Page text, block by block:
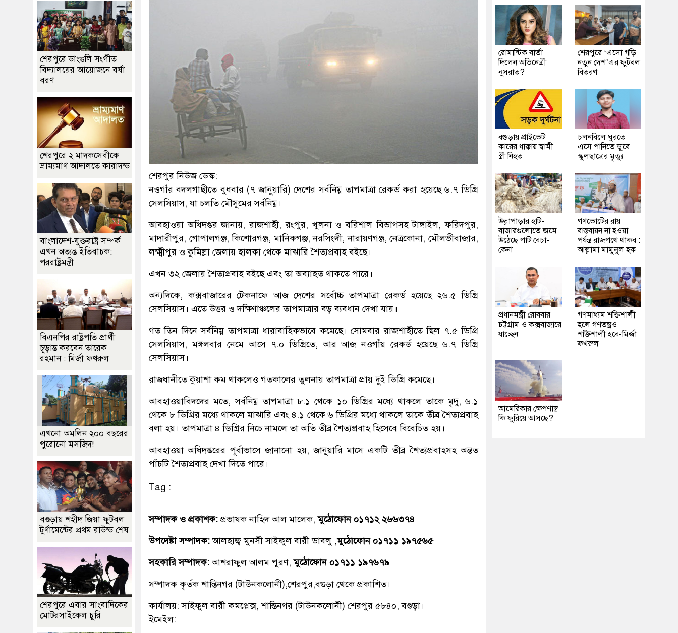
শেরপুর নিউজ ডেস্ক:
নওগাঁর বদলগাছীতে বুধবার (৭ জানুয়ারি) দেশের সর্বনিম্ন তাপমাত্রা রেকর্ড করা হয়েছে ৬.৭ ডিগ্রি
সেলসিয়াস, যা চলতি মৌসুমের সর্বনিম্ন।
আবহাওয়া অধিদপ্তর জানায়, রাজশাহী, রংপুর, খুলনা ও বরিশাল বিভাগসহ টাঙ্গাইল, ফরিদপুর,
মাদারীপুর, গোপালগঞ্জ, কিশোরগঞ্জ, মানিকগঞ্জ, নরসিংদী, নারায়ণগঞ্জ, নেত্রকোনা, মৌলভীবাজার,
লক্ষ্মীপুর ও কুমিল্লা জেলায় হালকা থেকে মাঝারি শৈত্যপ্রবাহ বইছে।
এখন ৩২ জেলায় শৈত্যপ্রবাহ বইছে এবং তা অব্যাহত থাকতে পারে।
অন্যদিকে, কক্সবাজারের টেকনাফে আজ দেশের সর্বোচ্চ তাপমাত্রা রেকর্ড হয়েছে ২৬.৫ ডিগ্রি
সেলসিয়াস। এতে উত্তর ও দক্ষিণাঞ্চলের তাপমাত্রার বড় ব্যবধান দেখা যায়।
গত তিন দিনে সর্বনিম্ন তাপমাত্রা ধারাবাহিকভাবে কমেছে। সোমবার রাজশাহীতে ছিল ৭.৫ ডিগ্রি
সেলসিয়াস, মঙ্গলবার নেমে আসে ৭.০ ডিগ্রিতে, আর আজ নওগাঁয় রেকর্ড হয়েছে ৬.৭ ডিগ্রি
সেলসিয়াস।
রাজধানীতে কুয়াশা কম থাকলেও গতকালের তুলনায় তাপমাত্রা প্রায় দুই ডিগ্রি কমেছে।
আবহাওয়াবিদদের মতে, সর্বনিম্ন তাপমাত্রা ৮.১ থেকে ১০ ডিগ্রির মধ্যে থাকলে তাকে মৃদু, ৬.১
থেকে ৮ ডিগ্রির মধ্যে থাকলে মাঝারি এবং ৪.১ থেকে ৬ ডিগ্রির মধ্যে থাকলে তাকে তীব্র শৈত্যপ্রবাহ
বলা হয়। তাপমাত্রা ৪ ডিগ্রির নিচে নামলে তা অতি তীব্র শৈত্যপ্রবাহ হিসেবে বিবেচিত হয়।
আবহাওয়া অধিদপ্তরের পূর্বাভাসে জানানো হয়, জানুয়ারি মাসে একটি তীব্র শৈত্যপ্রবাহসহ অন্তত
পাঁচটি শৈত্যপ্রবাহ দেখা দিতে পারে।
Tag :
সম্পাদক ও প্রকাশক: প্রভাষক নাহিদ আল মালেক,মুঠোফোন ০১৭১২ ২৬৬৩৭৪
উপদেষ্টা সম্পাদক:আলহাজ্ব মুনসী সাইফুল বারী ডাবলু ,মুঠোফোন ০১৭১১ ১৯৭৫৬৫
সহকারি সম্পাদক:আশরাফুল আলম পুরণ,মুঠোফোন ০১৭১১ ১৯৭৬৭৯
সম্পাদক কৃর্তক শান্তিনগর (টাউনকলোনী),শেরপুর,বগুড়া থেকে প্রকাশিত।
কার্যালয়: সাইফুল বারী কমপ্লেক্স, শান্তিনগর (টাউনকলোনী) শেরপুর ৫৮৪০, বগুড়া।
ইমেইল:
শেরপুরে ডাংগুলি সংগীত
বিদ্যালয়ের আয়োজনে বর্ষা
বরণ
শেরপুরে ২ মাদকসেবীকে
ভ্রাম্যমাণ আদালতে কারাদন্ড
বাংলাদেশ-যুক্তরাষ্ট্র সম্পর্ক
এখন অত্যন্ত ইতিবাচক:
পররাষ্ট্রমন্ত্রী
বিএনপির রাষ্ট্রপতি প্রার্থী
চূড়ান্ত করবেন তারেক
রহমান : মির্জা ফখরুল
এখনো অমলিন ২০০ বছরের
পুরোনো মসজিদ!
বগুড়ায় শহীদ জিয়া ফুটবল
টুর্ণামেন্টের প্রথম রাউন্ড শেষ
শেরপুরে এবার সাংবাদিকের
মোটরসাইকেল চুরি
রোমান্টিক বার্তা
দিলেন অভিনেত্রী
নুসরাত?
শেরপুরে ‘এসো গড়ি
নতুন দেশ’এর ফুটবল
বিতরণ
বগুড়ায় প্রাইভেট
কারের ধাক্কায় স্বামী
স্ত্রী নিহত
চলনবিলে ঘুরতে
এসে পানিতে ডুবে
স্কুলছাত্রের মৃত্যু
উল্লাপাড়ার হাট-
বাজারগুলোতে জমে
উঠেছে পাট বেচা-
কেনা
গণভোটের রায়
বাস্তবায়ন না হওয়া
পর্যন্ত রাজপথে থাকব :
আল্লামা মামুনুল হক
প্রধানমন্ত্রী রোববার
চট্টগ্রাম ও কক্সবাজারে
যাচ্ছেন
গণমাধ্যম শক্তিশালী
হলে গণতন্ত্রও
শক্তিশালী হবে-মির্জা
ফখরুল
আমেরিকার ক্ষেপণাস্ত্র
কি ফুরিয়ে আসছে?